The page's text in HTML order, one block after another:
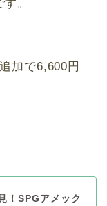
。
加で6,600円
！SPGアメック